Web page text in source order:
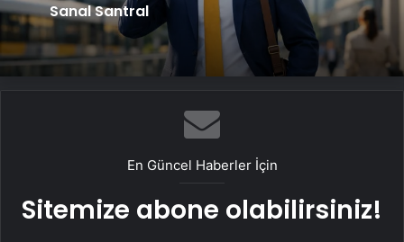
Sanal Santral
En Güncel Haberler İçin
Sitemize abone olabilirsiniz!